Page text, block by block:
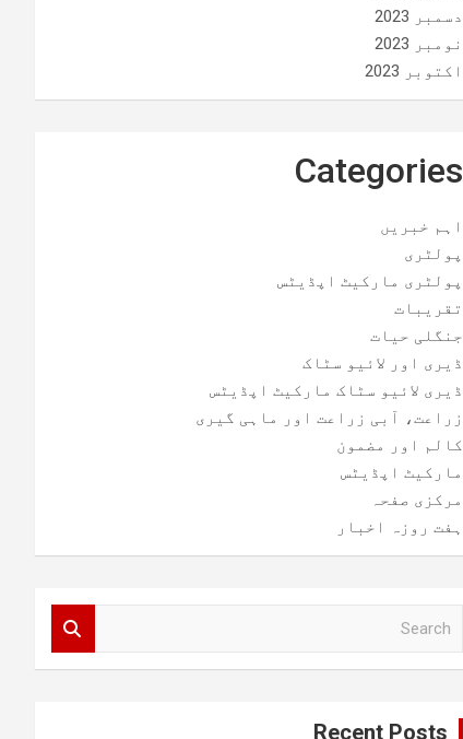
دسمبر 2023
نومبر 2023
اکتوبر 2023
Categories
اہم خبریں
پولٹری
پولٹری مارکیٹ اپڈیٹس
تقریبات
جنگلی حیات
ڈیری اور لائیو سٹاک
ڈیری لائیو سٹاک مارکیٹ اپڈیٹس
زراعت، آبی زراعت اور ماہی گیری
کالم اور مضمون
مارکیٹ اپڈیٹس
مرکزی صفحہ
ہفت روزہ اخبار
Recent Posts